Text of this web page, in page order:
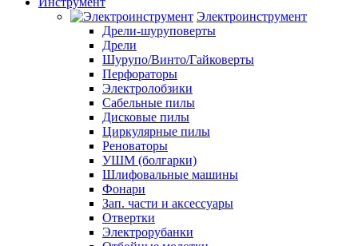
Электроинструмент
Дрели-шуруповерты
Дрели
Шурупо/Винто/Гайковерты
Перфораторы
Электролобзики
Сабельные пилы
Дисковые пилы
Циркулярные пилы
Реноваторы
УШМ (болгарки)
Шлифовальные машины
Фонари
Зап. части и аксессуары
Отвертки
Электрорубанки